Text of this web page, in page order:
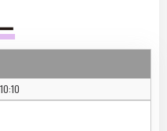
10:10